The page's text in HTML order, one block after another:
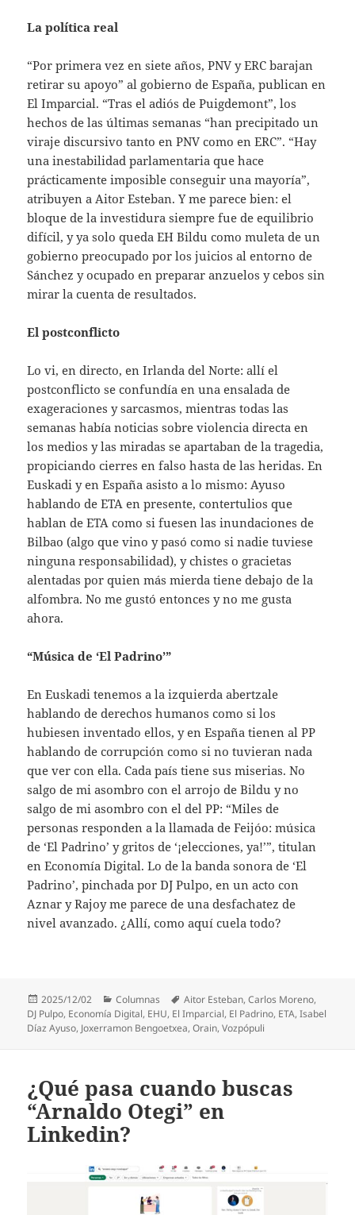
La política real
“Por primera vez en siete años, PNV y ERC barajan
retirar su apoyo” al gobierno de España, publican en
El Imparcial. “Tras el adiós de Puigdemont”, los
hechos de las últimas semanas “han precipitado un
viraje discursivo tanto en PNV como en ERC”. “Hay
una inestabilidad parlamentaria que hace
prácticamente imposible conseguir una mayoría”,
atribuyen a Aitor Esteban. Y me parece bien: el
bloque de la investidura siempre fue de equilibrio
difícil, y ya solo queda EH Bildu como muleta de un
gobierno preocupado por los juicios al entorno de
Sánchez y ocupado en preparar anzuelos y cebos sin
mirar la cuenta de resultados.
El postconflicto
Lo vi, en directo, en Irlanda del Norte: allí el
postconflicto se confundía en una ensalada de
exageraciones y sarcasmos, mientras todas las
semanas había noticias sobre violencia directa en
los medios y las miradas se apartaban de la tragedia,
propiciando cierres en falso hasta de las heridas. En
Euskadi y en España asisto a lo mismo: Ayuso
hablando de ETA en presente, contertulios que
hablan de ETA como si fuesen las inundaciones de
Bilbao (algo que vino y pasó como si nadie tuviese
ninguna responsabilidad), y chistes o gracietas
alentadas por quien más mierda tiene debajo de la
alfombra. No me gustó entonces y no me gusta
ahora.
“Música de ‘El Padrino’”
En Euskadi tenemos a la izquierda abertzale
hablando de derechos humanos como si los
hubiesen inventado ellos, y en España tienen al PP
hablando de corrupción como si no tuvieran nada
que ver con ella. Cada país tiene sus miserias. No
salgo de mi asombro con el arrojo de Bildu y no
salgo de mi asombro con el del PP: “Miles de
personas responden a la llamada de Feijóo: música
de ‘El Padrino’ y gritos de ‘¡elecciones, ya!’”, titulan
en Economía Digital. Lo de la banda sonora de ‘El
Padrino’, pinchada por DJ Pulpo, en un acto con
Aznar y Rajoy me parece de una desfachatez de
nivel avanzado. ¿Allí, como aquí cuela todo?
Publicado
el
2025/12/02 Categorías
Columnas Etiquetas
Aitor Esteban,Carlos Moreno,
DJ Pulpo, Economía Digital, EHU, El Imparcial, El Padrino, ETA,Isabel
Díaz Ayuso, Joxerramon Bengoetxea,Orain,Vozpópuli
¿Qué pasa cuando buscas
“Arnaldo Otegi” en
Linkedin?